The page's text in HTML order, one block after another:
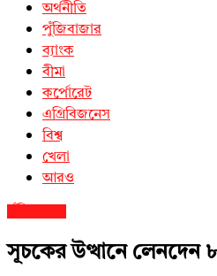
অর্থনীতি
পুঁজিবাজার
ব্যাংক
বীমা
কর্পোরেট
এগ্রিবিজনেস
বিশ্ব
খেলা
আরও
সূচকের উত্থানে লেনদেন